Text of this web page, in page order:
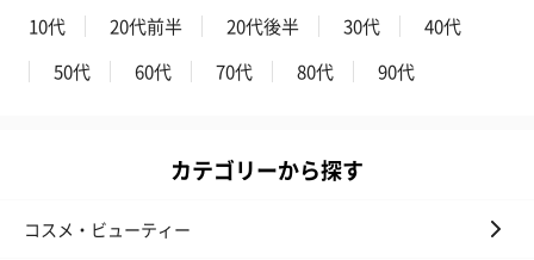
10代 20代前半 20代後半 30代
40代
50代
60代 70代 80代 90代
カテゴリーから探す
コスメ・ビューティー